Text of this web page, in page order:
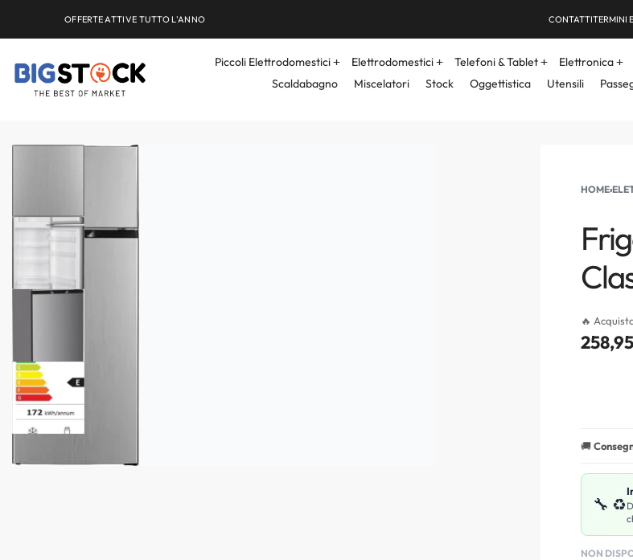
OFFERTE ATTIVE TUTTO L'ANNO CONTATTITERMINI
Piccoli Elettrodomestici Elettrodomestici Telefoni & Tablet Elettronica
Scaldabagno
Miscelatori Stock Oggettistica Utensili
HOME›
🔥
258,95
🚚
🔧 ♻️
NON